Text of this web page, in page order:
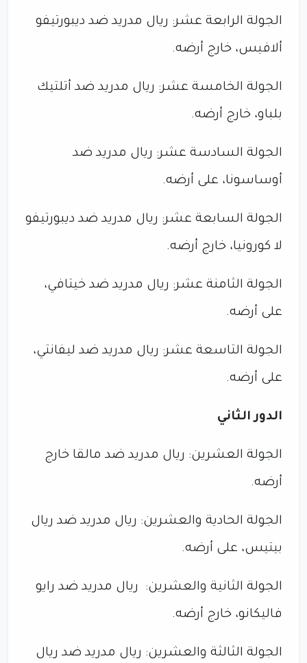
الجولة الرابعة عشر: ريال مدريد ضد ديبورتيفو
ألافيس، خارج أرضه.
الجولة الخامسة عشر: ريال مدريد ضد أتلتيك
بلباو، خارج أرضه.
الجولة السادسة عشر: ريال مدريد ضد
أوساسونا، على أرضه.
الجولة السابعة عشر: ريال مدريد ضد ديبورتيفو
لا كورونيا، خارج أرضه.
الجولة الثامنة عشر: ريال مدريد ضد خيتافي،
على أرضه.
الجولة التاسعة عشر: ريال مدريد ضد ليفانتي،
على أرضه.
الدور الثاني
الجولة العشرين: ريال مدريد ضد مالقا خارج
أرضه.
الجولة الحادية والعشرين: ريال مدريد ضد ريال
بيتيس، على أرضه.
الجولة الثانية والعشرين: ريال مدريد ضد رايو
فاليكانو، خارج أرضه.
الجولة الثالثة والعشرين: ريال مدريد ضد ريال